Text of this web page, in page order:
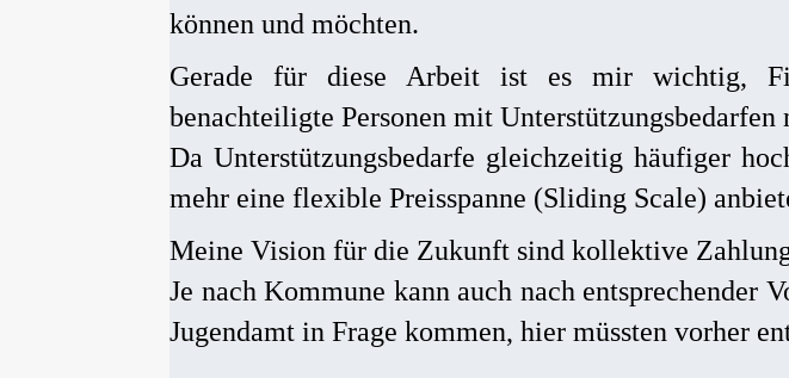
können und möchten.
Gerade für diese Arbeit ist es mir wichtig,
benachteiligte Personen mit
Da Unterstützungsbedarfe gleichzeitig häufiger
mehr eine flexible Preisspanne (Sliding Scale)
Meine Vision für die Zukunft sind kollektive
Je nach Kommune kann auch nach entsprechender
Jugendamt in Frage kommen, hier müssten vorher